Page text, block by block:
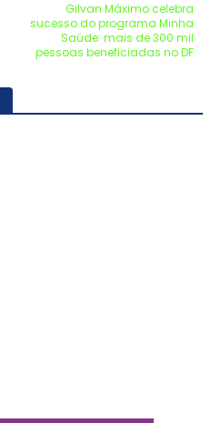
Gilvan Máximo celebra
sucesso do programa Minha
Saúde: mais de 300 mil
pessoas beneficiadas no DF